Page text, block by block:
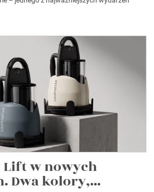
w nowych
Dwa kolory,...